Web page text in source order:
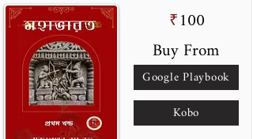
₹100
Buy From
Google Playbook
Kobo